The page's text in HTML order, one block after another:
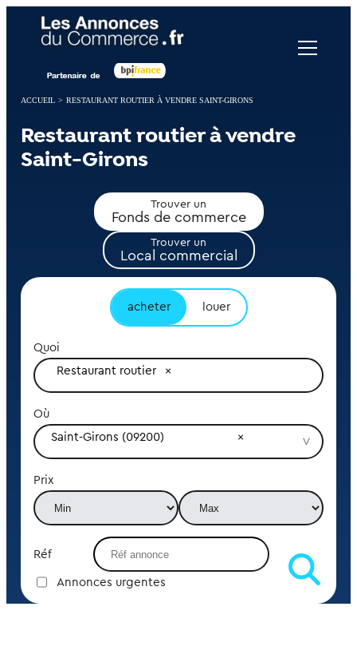
ACCUEIL > RESTAURANT ROUTIER À VENDRE SAINT-GIRONS
Restaurant routier à vendre
Saint-Girons
Trouver un
Fonds de commerce
Trouver un
Local commercial
acheter louer
Quoi
Restaurant routier
Où
Saint-Girons (09200)
Prix
Réf
Annonces urgentes
Panneau de gestion des cookies